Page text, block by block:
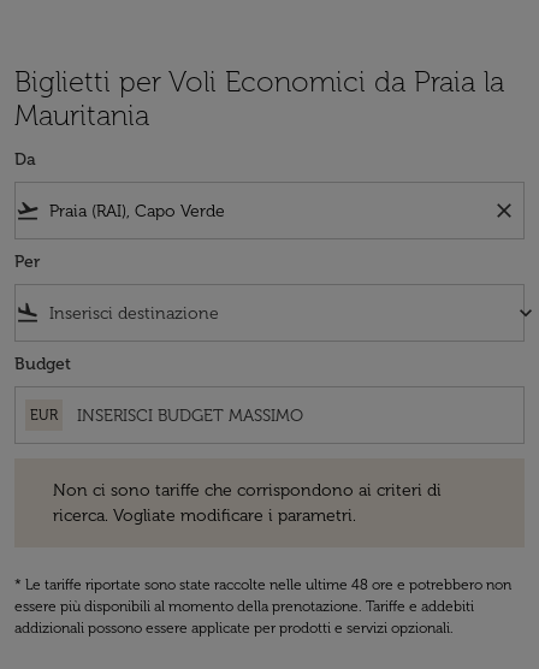
Biglietti per Voli Economici da Praia la
Mauritania
Da
flight_takeoff close
Per
flight_land keyboard_arrow_down
Budget
EUR
Non ci sono tariffe che corrispondono ai criteri di
ricerca. Vogliate modificare i parametri.
* Le tariffe riportate sono state raccolte nelle ultime 48 ore e potrebbero non
essere più disponibili al momento della prenotazione. Tariffe e addebiti
addizionali possono essere applicate per prodotti e servizi opzionali.